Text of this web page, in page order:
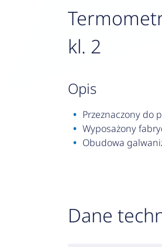
kl. 2
opis
Przeznaczony do
Wyposażony
Obudowa
Dane